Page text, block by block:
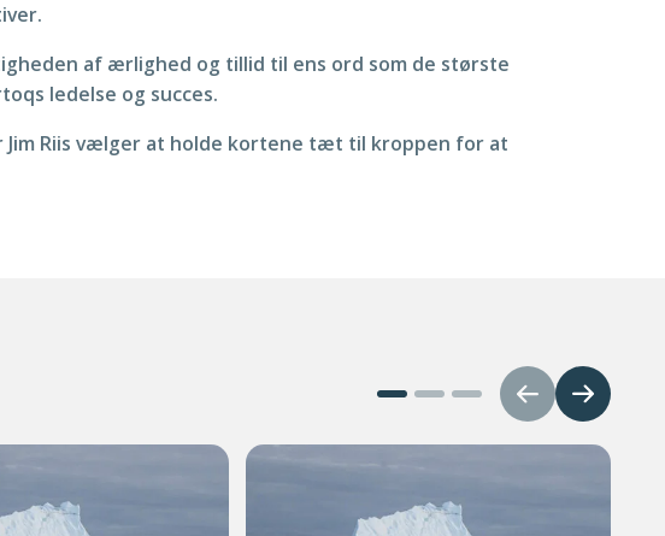
af ærlighed og tillid til ens ord som de største
ledelse og succes.
Riis vælger at holde kortene tæt til kroppen for at